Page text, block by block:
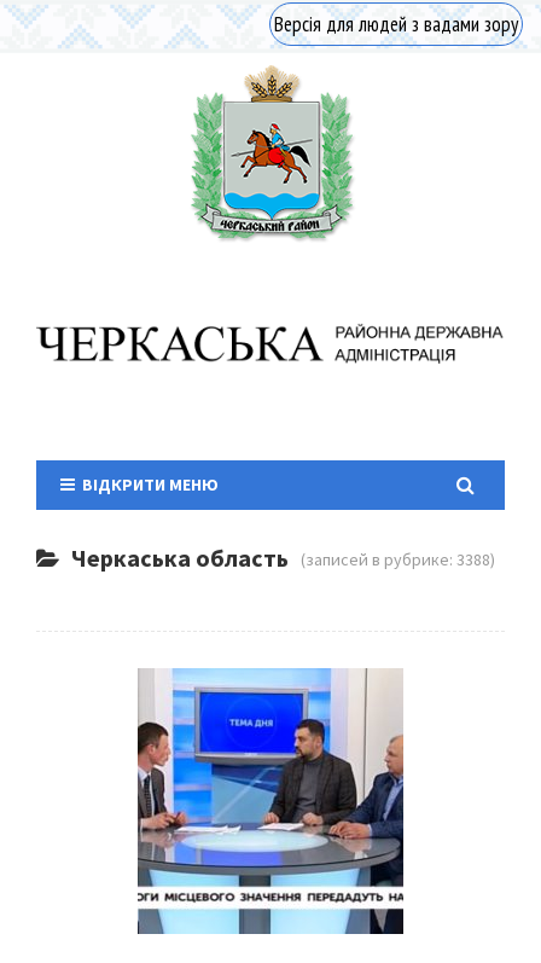
Версія для людей з вадами зору
ВІДКРИТИ МЕНЮ
Черкаська область (записей в рубрике: 3388)